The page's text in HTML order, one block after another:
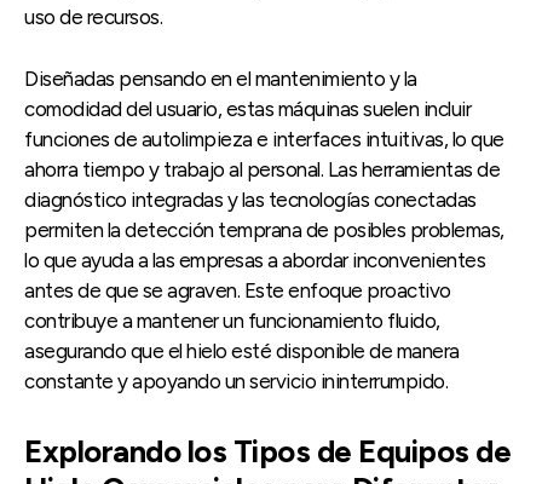
uso de recursos.
Diseñadas pensando en el mantenimiento y la
comodidad del usuario, estas máquinas suelen incluir
funciones de autolimpieza e interfaces intuitivas, lo que
ahorra tiempo y trabajo al personal. Las herramientas de
diagnóstico integradas y las tecnologías conectadas
permiten la detección temprana de posibles problemas,
lo que ayuda a las empresas a abordar inconvenientes
antes de que se agraven. Este enfoque proactivo
contribuye a mantener un funcionamiento fluido,
asegurando que el hielo esté disponible de manera
constante y apoyando un servicio ininterrumpido.
Explorando los Tipos de Equipos de